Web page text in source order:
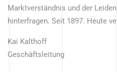
Marktverständnis und der
hinterfragen. Seit 1897. Heute
Kai Kalthoff
Geschäftsleitung